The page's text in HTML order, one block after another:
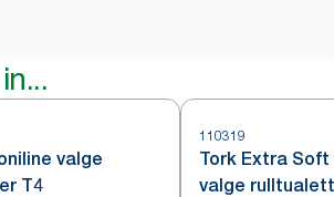
valge
T4
110319
Tork Extra
valge